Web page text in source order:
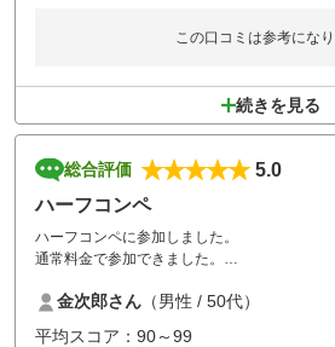
この口コミは参考にな
続きを見る
総合評価
5.0
ハーフコンペ
ハーフコンペに参加しました。
通常料金で参加できました。
運よく上位入賞し、フルーツセットをいただ
コースもよく整備されており楽しくプレーが
金次郎さん （男性 / 50代）
平均スコア：90～99